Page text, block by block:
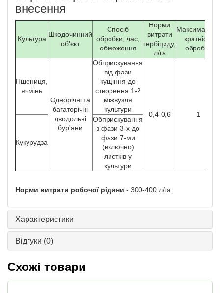
внесення
Культура
Шкодочинний
об'єкт
Спосіб
обробки, час,
обмеження
Норми
витрати
гербіциду,
л/га
Максимальна
кратність
обробок
Пшениця,
ячмінь
Однорічні та
багаторічні
дводольні
бур'яни
Обприскування
від фази
кущіння до
створення 1-2
міжвузля
культури
0,4-0,6 1
Кукурудза
Обприскування
з фази 3-х до
фази 7-ми
(включно)
листків у
культури
Норми витрати робочої рідини - 300-400 л/га
Характеристики
Відгуки (0)
Схожі товари